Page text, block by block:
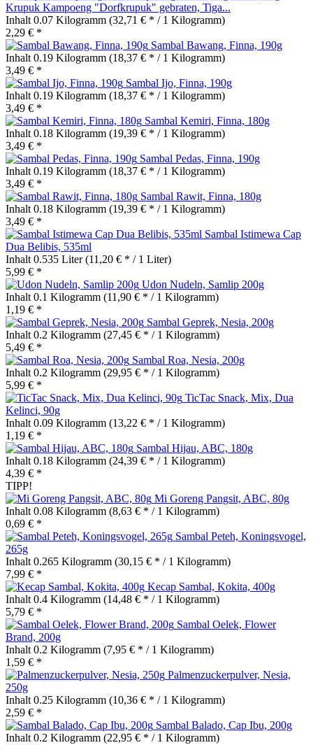
Krupuk Kampoeng "Dorfkrupuk" gebraten, Tiga...
Inhalt 0.07 Kilogramm (32,71 € * / 1 Kilogramm)
2,29 € *
Sambal Bawang, Finna, 190g
Inhalt 0.19 Kilogramm (18,37 € * / 1 Kilogramm)
3,49 € *
Sambal Ijo, Finna, 190g
Inhalt 0.19 Kilogramm (18,37 € * / 1 Kilogramm)
3,49 € *
Sambal Kemiri, Finna, 180g
Inhalt 0.18 Kilogramm (19,39 € * / 1 Kilogramm)
3,49 € *
Sambal Pedas, Finna, 190g
Inhalt 0.19 Kilogramm (18,37 € * / 1 Kilogramm)
3,49 € *
Sambal Rawit, Finna, 180g
Inhalt 0.18 Kilogramm (19,39 € * / 1 Kilogramm)
3,49 € *
Sambal Istimewa Cap
Dua Belibis, 535ml
Inhalt 0.535 Liter(11,20 € * / 1 Liter)
5,99 € *
Udon Nudeln, Samlip 200g
Inhalt 0.1 Kilogramm (11,90 € * / 1 Kilogramm)
1,19 € *
Sambal Geprek, Nesia, 200g
Inhalt 0.2 Kilogramm (27,45 € * / 1 Kilogramm)
5,49 € *
Sambal Roa, Nesia, 200g
Inhalt 0.2 Kilogramm (29,95 € * / 1 Kilogramm)
5,99 € *
TicTac Snack, Mix, Dua
Kelinci, 90g
Inhalt 0.09 Kilogramm (13,22 € * / 1 Kilogramm)
1,19 € *
Sambal Hijau, ABC, 180g
Inhalt 0.18 Kilogramm (24,39 € * / 1 Kilogramm)
4,39 € *
TIPP!
Mi Goreng Pangsit, ABC, 80g
Inhalt 0.08 Kilogramm (8,63 € * / 1 Kilogramm)
0,69 € *
Sambal Peteh, Koningsvogel,
265g
Inhalt 0.265 Kilogramm (30,15 € * / 1 Kilogramm)
7,99 € *
Kecap Sambal, Kokita, 400g
Inhalt 0.4 Kilogramm (14,48 € * / 1 Kilogramm)
5,79 € *
Sambal Oelek, Flower
Brand, 200g
Inhalt 0.2 Kilogramm (7,95 € * / 1 Kilogramm)
1,59 € *
Palmenzuckerpulver, Nesia,
250g
Inhalt 0.25 Kilogramm (10,36 € * / 1 Kilogramm)
2,59 € *
Sambal Balado, Cap Ibu, 200g
Inhalt 0.2 Kilogramm (22,95 € * / 1 Kilogramm)